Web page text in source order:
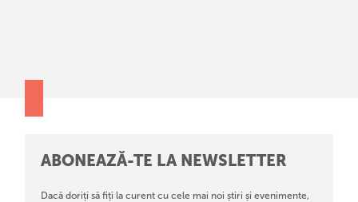
ABONEAZĂ-TE LA NEWSLETTER
Dacă doriți să fiți la curent cu cele mai noi știri și evenimente,